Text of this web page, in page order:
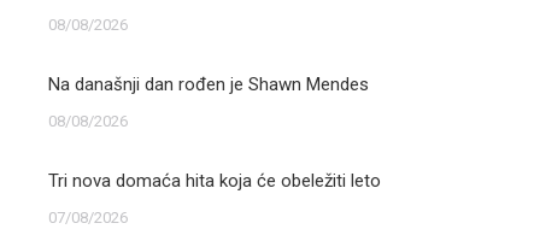
08/08/2026
Na današnji dan rođen je Shawn Mendes
08/08/2026
Tri nova domaća hita koja će obeležiti leto
07/08/2026